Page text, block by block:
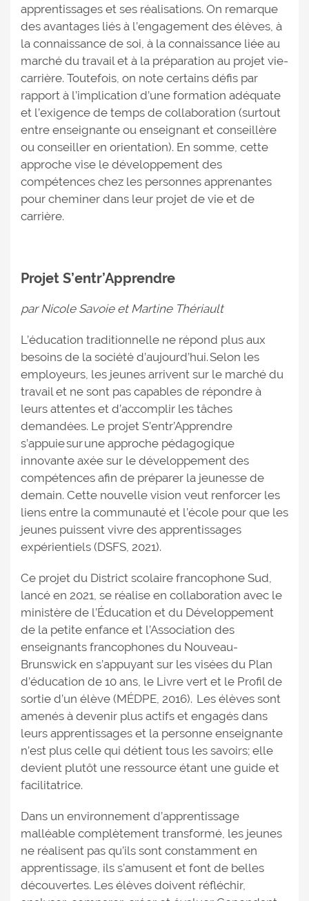
apprentissages et ses réalisations. On remarque
des avantages liés à l’engagement des élèves, à
la connaissance de soi, à la connaissance liée au
marché du travail et à la préparation au projet vie-
carrière. Toutefois, on note certains défis par
rapport à l’implication d’une formation adéquate
et l’exigence de temps de collaboration (surtout
entre enseignante ou enseignant et conseillère
ou conseiller en orientation). En somme, cette
approche vise le développement des
compétences chez les personnes apprenantes
pour cheminer dans leur projet de vie et de
carrière.
Projet S’entr’Apprendre
par Nicole Savoie et Martine Thériault
L’éducation traditionnelle ne répond plus aux
besoins de la société d’aujourd’hui. Selon les
employeurs, les jeunes arrivent sur le marché du
travail et ne sont pas capables de répondre à
leurs attentes et d’accomplir les tâches
demandées. Le projet S’entr’Apprendre
s’appuie sur une approche pédagogique
innovante axée sur le développement des
compétences afin de préparer la jeunesse de
demain. Cette nouvelle vision veut renforcer les
liens entre la communauté et l’école pour que les
jeunes puissent vivre des apprentissages
expérientiels (DSFS, 2021).
Ce projet du District scolaire francophone Sud,
lancé en 2021, se réalise en collaboration avec le
ministère de l’Éducation et du Développement
de la petite enfance et l’Association des
enseignants francophones du Nouveau-
Brunswick en s’appuyant sur les visées du Plan
d’éducation de 10 ans, le Livre vert et le Profil de
sortie d’un élève (MÉDPE, 2016). Les élèves sont
amenés à devenir plus actifs et engagés dans
leurs apprentissages et la personne enseignante
n’est plus celle qui détient tous les savoirs; elle
devient plutôt une ressource étant une guide et
facilitatrice.
Dans un environnement d’apprentissage
malléable complètement transformé, les jeunes
ne réalisent pas qu’ils sont constamment en
apprentissage, ils s’amusent et font de belles
découvertes. Les élèves doivent réfléchir,